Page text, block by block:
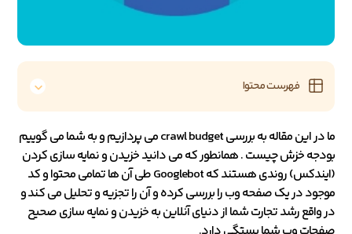
فهرست محتوا
ما در این مقاله به بررسی crawl budget می پردازیم و به شما می گوییم
بودجه خزش چیست . همانطور که می دانید خزیدن و نمایه سازی کردن
(ایندکس) روندی هستند که Googlebot طی آن ها تمامی محتوا و کد
موجود در یک صفحه وب را بررسی کرده و آن را تجزیه و تحلیل می کند و
در واقع رشد تجارت شما از دنیای آنلاین به خزیدن و نمایه سازی صحیح